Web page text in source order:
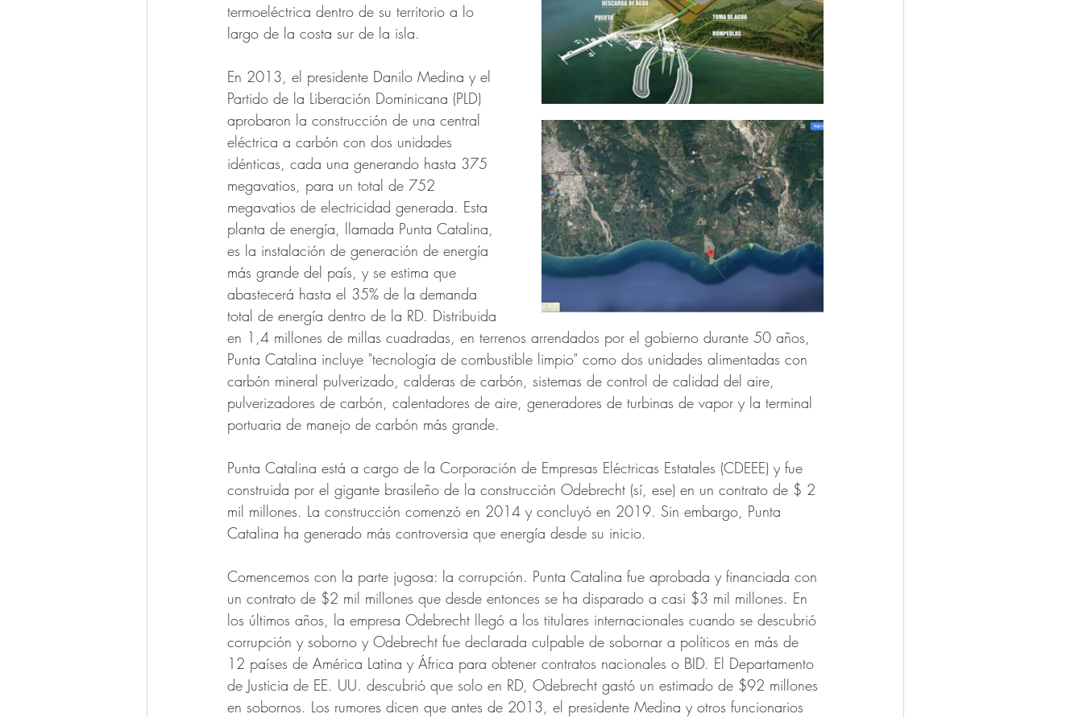
termoeléctrica dentro de su territorio a lo
largo de la costa sur de la isla.
En 2013, el presidente Danilo Medina y el
Partido de la Liberación Dominicana (PLD)
aprobaron la construcción de una central
eléctrica a carbón con dos unidades
idénticas, cada una generando hasta 375
megavatios, para un total de 752
megavatios de electricidad generada. Esta
planta de energía, llamada Punta Catalina,
es la instalación de generación de energía
más grande del país, y se estima que
abastecerá hasta el 35% de la demanda
total de energía dentro de la RD. Distribuida
en 1,4 millones de millas cuadradas, en terrenos arrendados por el gobierno durante 50 años,
Punta Catalina incluye "tecnología de combustible limpio" como dos unidades alimentadas con
carbón mineral pulverizado, calderas de carbón, sistemas de control de calidad del aire,
pulverizadores de carbón, calentadores de aire, generadores de turbinas de vapor y la terminal
portuaria de manejo de carbón más grande.
Punta Catalina está a cargo de la Corporación de Empresas Eléctricas Estatales (CDEEE) y fue
construida por el gigante brasileño de la construcción Odebrecht (sí, ese) en un contrato de $ 2
mil millones. La construcción comenzó en 2014 y concluyó en 2019. Sin embargo, Punta
Catalina ha generado más controversia que energía desde su inicio.
Comencemos con la parte jugosa: la corrupción. Punta Catalina fue aprobada y financiada con
un contrato de $2 mil millones que desde entonces se ha disparado a casi $3 mil millones. En
los últimos años, la empresa Odebrecht llegó a los titulares internacionales cuando se descubrió
corrupción y soborno y Odebrecht fue declarada culpable de sobornar a políticos en más de
12 países de América Latina y África para obtener contratos nacionales o BID. El Departamento
de Justicia de EE. UU. descubrió que solo en RD, Odebrecht gastó un estimado de $92 millones
en sobornos. Los rumores dicen que antes de 2013, el presidente Medina y otros funcionarios